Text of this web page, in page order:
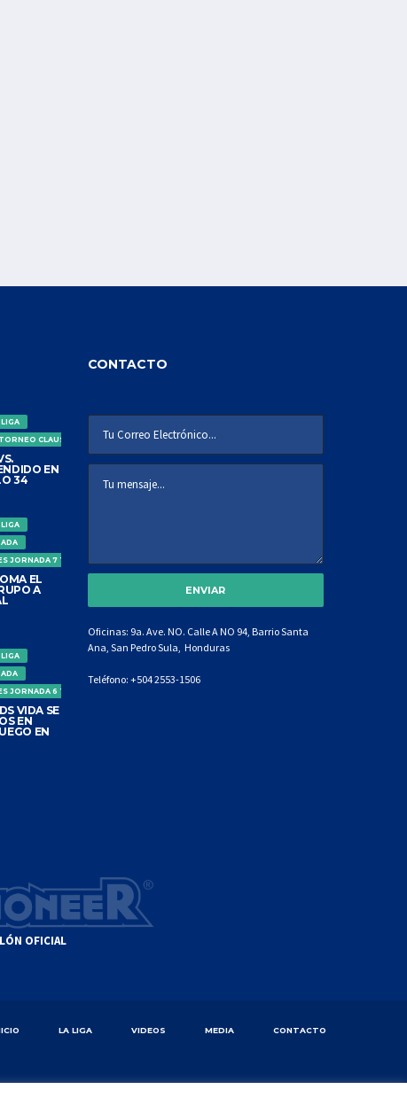
LIGA
CLAUSURA
EN
34
LIGA
JORNADA 7 TORNEO CLAUSURA
EL
A
LIGA
JORNADA 6 TORNEO CLAUSURA
VIDA SE
EN
EN
CONTACTO
Oficinas: 9a. Ave. NO. Calle A NO 94, Barrio Santa
Ana, San Pedro Sula, Honduras
Teléfono: +504 2553-1506
OFICIAL
LA LIGA VIDEOS MEDIA CONTACTO